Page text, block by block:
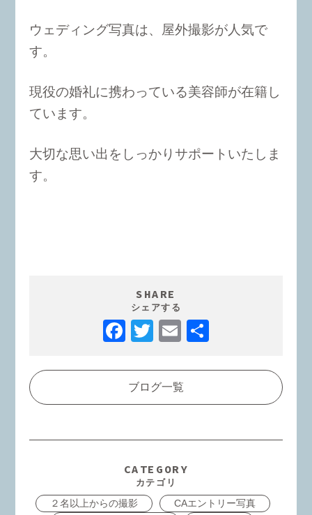
ウェディング写真は、屋外撮影が人気で
す。
現役の婚礼に携わっている美容師が在籍し
ています。
大切な思い出をしっかりサポートいたしま
す。
SHARE
シェアする
Facebook
TwitterEmail
ブログ一覧
CATEGORY
カテゴリ
２名以上からの撮影
CAエントリー写真